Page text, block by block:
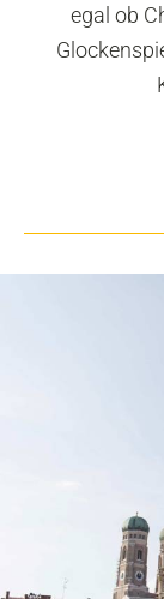
egal ob